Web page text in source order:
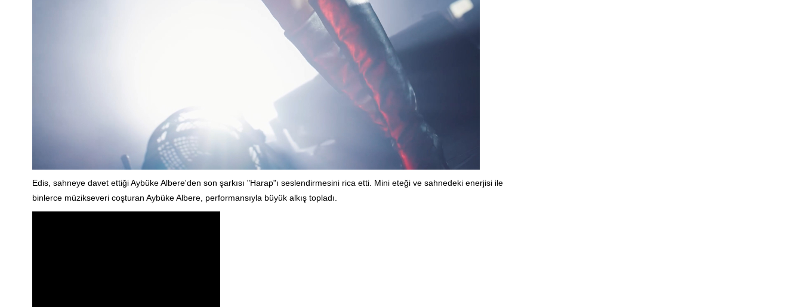
Edis, sahneye davet ettiği Aybüke Albere'den son şarkısı "Harap"ı seslendirmesini rica etti. Mini eteği ve sahnedeki enerjisi ile
binlerce müzikseveri coşturan Aybüke Albere, performansıyla büyük alkış topladı.